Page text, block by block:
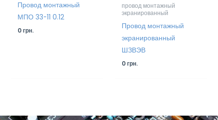
Провод монтажный
МПО 33-11 0.12
0грн.
провод монтажный
экранированный
Провод монтажный
экранированный
ШЗВЭВ
0грн.